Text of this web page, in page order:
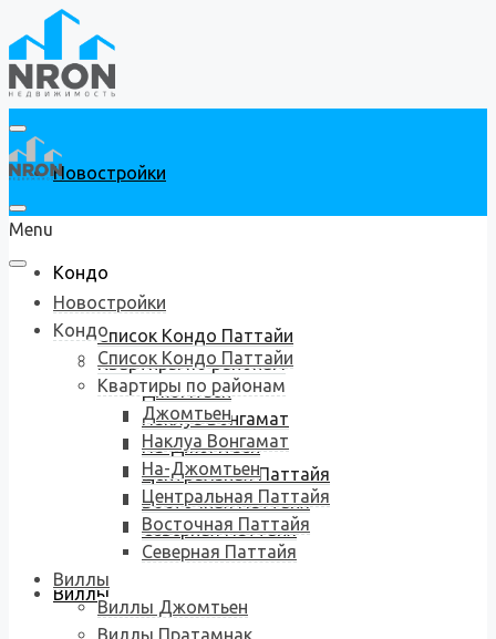
Новостройки
Кондо
Список Кондо Паттайи
Квартиры по районам
Джомтьен
Наклуа Вонгамат
На-Джомтьен
Центральная Паттайя
Восточная Паттайя
Северная Паттайя
Виллы
Menu
Новостройки
Кондо
Список Кондо Паттайи
Квартиры по районам
Джомтьен
Наклуа Вонгамат
На-Джомтьен
Центральная Паттайя
Восточная Паттайя
Северная Паттайя
Виллы
Виллы Джомтьен
Виллы Пратамнак